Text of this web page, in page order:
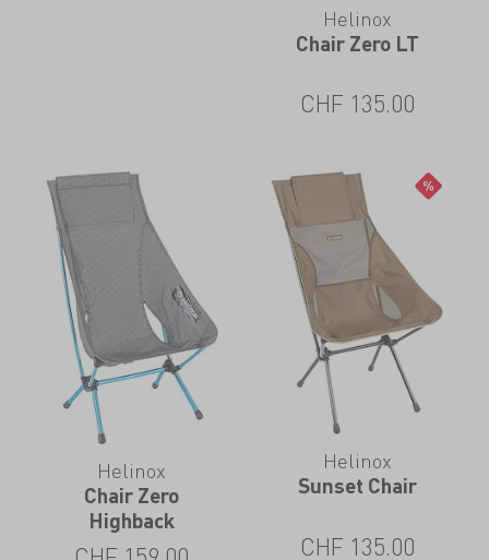
Helinox
Chair Zero LT
CHF 135.00
Helinox
Chair Zero
Highback
Helinox
Sunset Chair
CHF 135.00